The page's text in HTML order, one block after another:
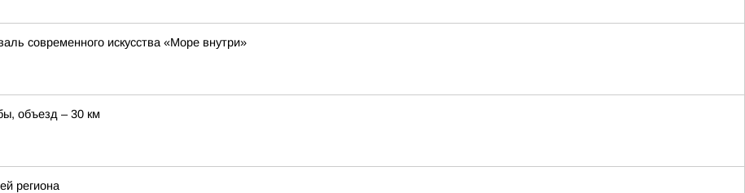
современного искусства «Море внутри»
объезд – 30 км
региона